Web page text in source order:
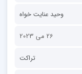
وحید عنایت خواه
26 می 2023
تراکت